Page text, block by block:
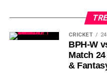
CRICKET
BPH-W
Match
&